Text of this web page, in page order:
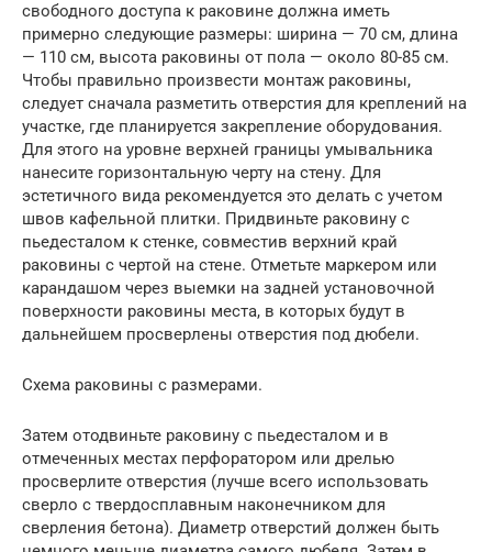
свободного доступа к раковине должна иметь
примерно следующие размеры: ширина — 70 см, длина
— 110 см, высота раковины от пола — около 80-85 см.
Чтобы правильно произвести монтаж раковины,
следует сначала разметить отверстия для креплений на
участке, где планируется закрепление оборудования.
Для этого на уровне верхней границы умывальника
нанесите горизонтальную черту на стену. Для
эстетичного вида рекомендуется это делать с учетом
швов кафельной плитки. Придвиньте раковину с
пьедесталом к стенке, совместив верхний край
раковины с чертой на стене. Отметьте маркером или
карандашом через выемки на задней установочной
поверхности раковины места, в которых будут в
дальнейшем просверлены отверстия под дюбели.
Схема раковины с размерами.
Затем отодвиньте раковину с пьедесталом и в
отмеченных местах перфоратором или дрелью
просверлите отверстия (лучше всего использовать
сверло с твердосплавным наконечником для
сверления бетона). Диаметр отверстий должен быть